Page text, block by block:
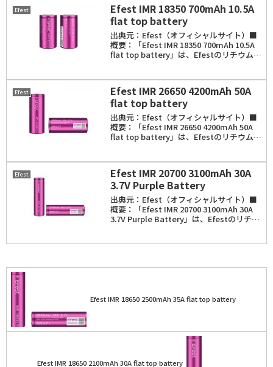
Efest
Efest IMR 18350 700mAh 10.5A
flat top battery
出典元：Efest（オフィシャルサイト）■
概要：「Efest IMR 18350 700mAh 10.5A
flat top battery」は、Efestのリチウムマ
Efest
Efest IMR 26650 4200mAh 50A
flat top battery
出典元：Efest（オフィシャルサイト）■
概要：「Efest IMR 26650 4200mAh 50A
flat top battery」は、Efestのリチウムマ
Efest
Efest IMR 20700 3100mAh 30A
3.7V Purple Battery
出典元：Efest（オフィシャルサイト）■
概要：「Efest IMR 20700 3100mAh 30A
3.7V Purple Battery」は、Efestのリチウ
Efest IMR 18650 2500mAh 35A flat top battery
Efest IMR 18650 2100mAh 30A flat top battery